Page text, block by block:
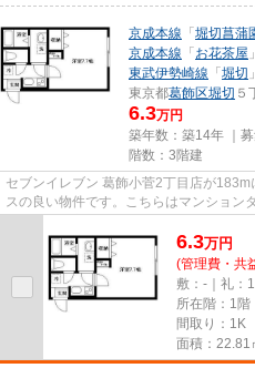
京成本線 「 堀切菖蒲
京成本線 「 お花茶屋
東武伊勢崎線 「 堀切
東京都葛飾区堀切 ５
6.3万円
築年数：築14年 ｜募
階数：3階建
セブンイレブン 葛飾小菅2丁目店が
スの良い物件です。こちらはマンション
6.3万円
(管理費・共
敷：-｜礼：
所在階：1階
間取り：1K
面積：22.81